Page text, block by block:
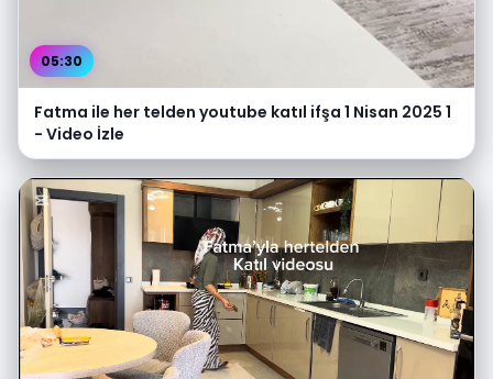
05:30
Fatma ile her telden youtube katıl ifşa 1 Nisan 2025 1
- Video İzle